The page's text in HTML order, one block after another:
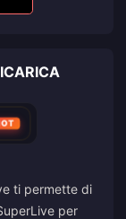
ti permette di
per